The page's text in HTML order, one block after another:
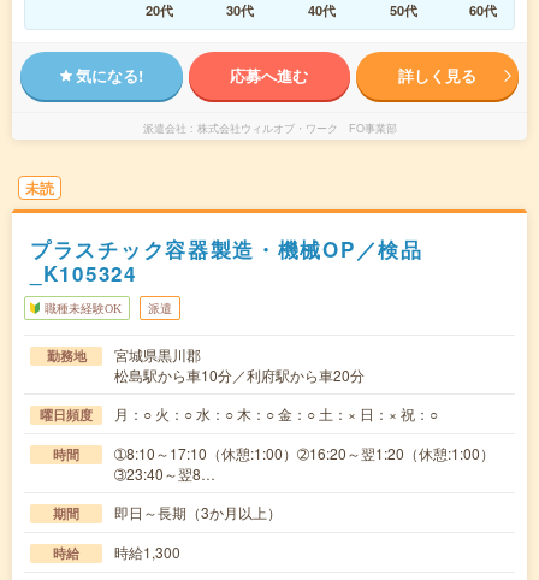
20代
30代 40代 50代 60代
気になる! 応募へ進む 詳しく見る
派遣会社 株式会社ウィルオブ・ワーク FO事業部
未読
プラスチック容器製造・機械OP／検品
_K105324
職種未経験OK 派遣
勤務地
宮城県黒川郡
松島駅から車10分／利府駅から車20分
曜日頻度 月：○ 火：○ 水：○ 木：○ 金：○ 土：× 日：× 祝：○
時間
➀8:10～17:10（休憩:1:00）➁16:20～翌1:20（休憩:1:00）
➂23:40～翌8…
期間 即日～長期（3か月以上）
時給 時給1,300